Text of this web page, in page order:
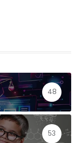
48
53